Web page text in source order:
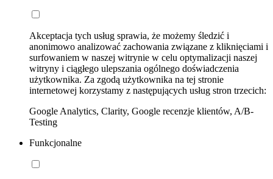
Akceptacja tych usług sprawia, że możemy śledzić i
anonimowo analizować zachowania związane z kliknięciami i
surfowaniem w naszej witrynie w celu optymalizacji naszej
witryny i ciągłego ulepszania ogólnego doświadczenia
użytkownika. Za zgodą użytkownika na tej stronie
internetowej korzystamy z następujących usług stron trzecich:
Google Analytics, Clarity, Google recenzje klientów, A/B-
Testing
Funkcjonalne